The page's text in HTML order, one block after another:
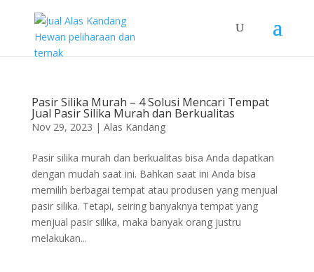
Pasir Silika Murah – 4 Solusi Mencari Tempat
Jual Pasir Silika Murah dan Berkualitas
Nov 29, 2023 | Alas Kandang
Pasir silika murah dan berkualitas bisa Anda dapatkan
dengan mudah saat ini. Bahkan saat ini Anda bisa
memilih berbagai tempat atau produsen yang menjual
pasir silika. Tetapi, seiring banyaknya tempat yang
menjual pasir silika, maka banyak orang justru
melakukan...